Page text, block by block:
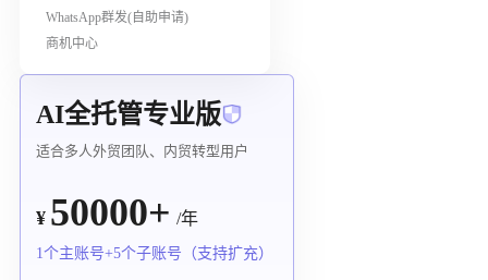
WhatsApp群发(自助申请)
商机中心
AI全托管专业版
适合多人外贸团队、内贸转型用户
¥ 50000+ /年
1个主账号+5个子账号（支持扩充）